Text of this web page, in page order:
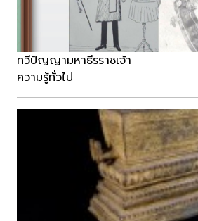
ทวีปัญญามหาธีรราชเจ้า
ความรู้ทั่วไป